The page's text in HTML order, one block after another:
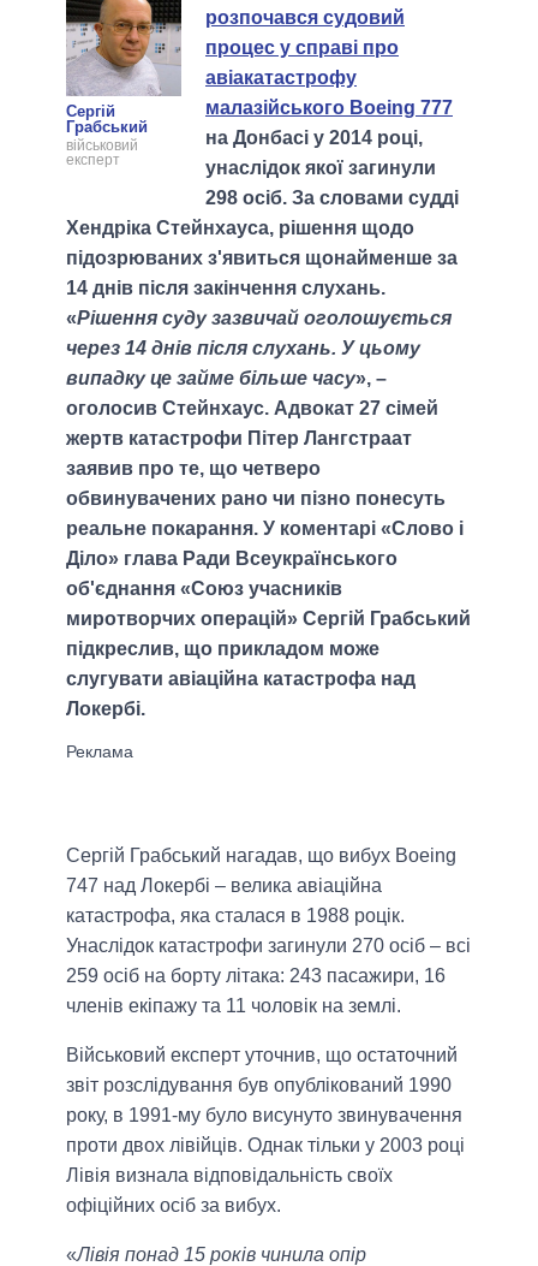
Сергій
Грабський
військовий
експерт
розпочався судовий
процес у справі про
авіакатастрофу
малазійського Boeing 777
на Донбасі у 2014 році,
унаслідок якої загинули
298 осіб. За словами судді
Хендріка Стейнхауса, рішення щодо
підозрюваних з'явиться щонайменше за
14 днів після закінчення слухань.
«Рішення суду зазвичай оголошується
через 14 днів після слухань. У цьому
випадку це займе більше часу», –
оголосив Стейнхаус. Адвокат 27 сімей
жертв катастрофи Пітер Лангстраат
заявив про те, що четверо
обвинувачених рано чи пізно понесуть
реальне покарання. У коментарі «Слово і
Діло» глава Ради Всеукраїнського
об'єднання «Союз учасників
миротворчих операцій» Сергій Грабський
підкреслив, що прикладом може
слугувати авіаційна катастрофа над
Локербі.
Сергій Грабський нагадав, що вибух Boeing
747 над Локербі – велика авіаційна
катастрофа, яка сталася в 1988 роцік.
Унаслідок катастрофи загинули 270 осіб – всі
259 осіб на борту літака: 243 пасажири, 16
членів екіпажу та 11 чоловік на землі.
Військовий експерт уточнив, що остаточний
звіт розслідування був опублікований 1990
року, в 1991-му було висунуто звинувачення
проти двох лівійців. Однак тільки у 2003 році
Лівія визнала відповідальність своїх
офіційних осіб за вибух.
«Лівія понад 15 років чинила опір